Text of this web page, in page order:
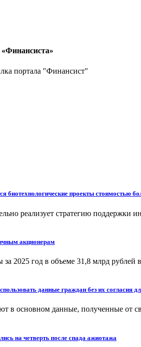
портала "Финансист"
биотехнологические проекты стоимостью
реализует стратегию поддержки
акционерам
2025 год в объеме 31,8 млрд рублей
данные граждан без их согласия
в основном данные, полученные от
на четверть после спада ажиотажа